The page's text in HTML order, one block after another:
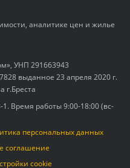
аналитике цен и жилье
УНП 291663943
выданное 23 апреля 2020 г.
г.Бреста
1. Время работы 9:00-18:00 (вс-
персональных данных
соглашение
cookie